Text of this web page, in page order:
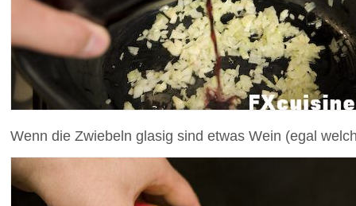
Wenn die Zwiebeln glasig sind etwas Wein (egal